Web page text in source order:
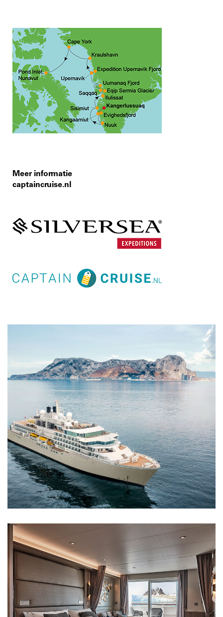
Meer informatie
captaincruise.nl